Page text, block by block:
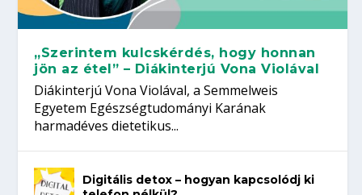
„Szerintem kulcskérdés, hogy honnan
jön az étel” – Diákinterjú Vona Violával
Diákinterjú Vona Violával, a Semmelweis
Egyetem Egészségtudományi Karának
harmadéves dietetikus...
Digitális detox – hogyan kapcsolódj ki